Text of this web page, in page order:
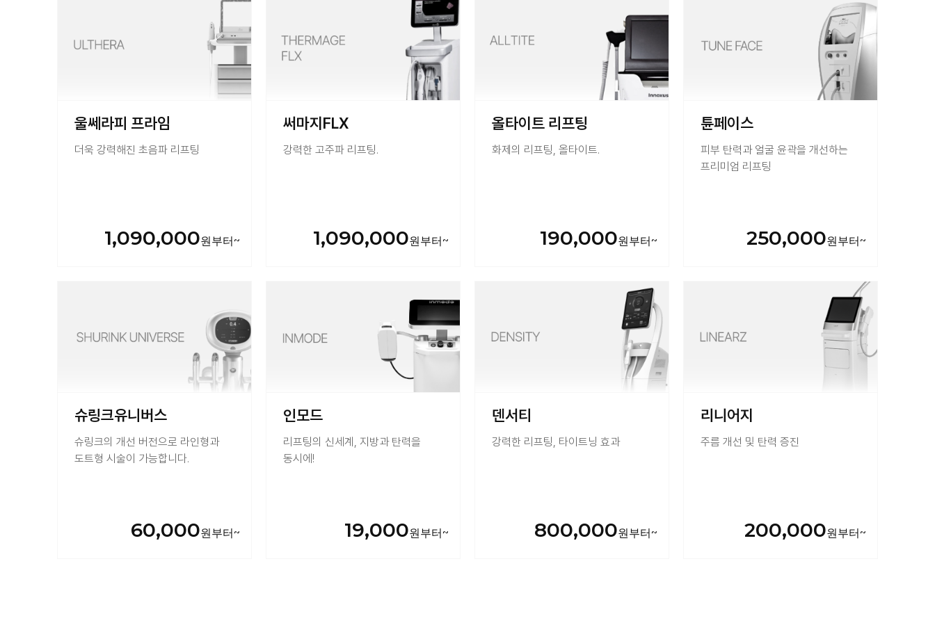
울쎄라피 프라임
더욱 강력해진 초음파 리프팅
1,090,000
써마지FLX
강력한 고주파 리프팅.
1,090,000
올타이트 리프팅
화제의 리프팅, 올타이트.
190,000
튠페이스
피부 탄력과 얼굴 윤곽을 개선하는
프리미엄 리프팅
250,000
슈링크유니버스
슈링크의 개선 버전으로 라인형과
도트형 시술이 가능합니다.
60,000
인모드
리프팅의 신세계, 지방과 탄력을
동시에!
19,000
덴서티
강력한 리프팅, 타이트닝 효과
800,000
리니어지
주름 개선 및 탄력 증진
200,000